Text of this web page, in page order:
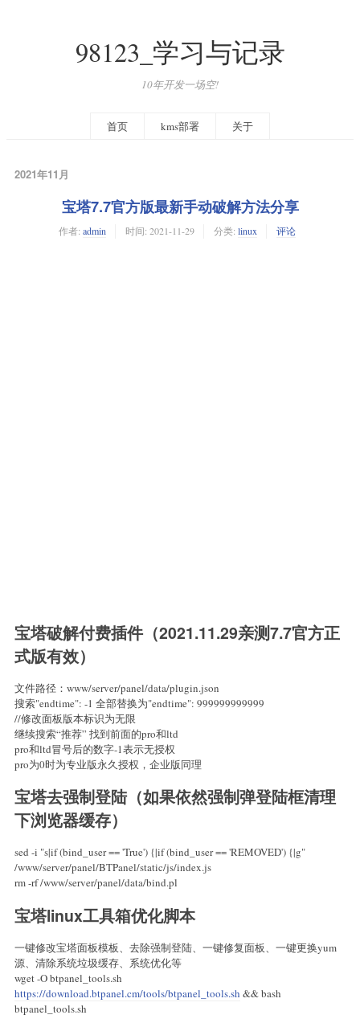
98123_学习与记录
10年开发一场空!
首页 kms部署 关于
2021年11月
宝塔7.7官方版最新手动破解方法分享
作者: admin 时间: 2021-11-29 分类: linux 评论
宝塔破解付费插件（2021.11.29亲测7.7官方正
式版有效）
文件路径：www/server/panel/data/plugin.json
搜索"endtime": -1 全部替换为"endtime": 999999999999
//修改面板版本标识为无限
继续搜索“推荐” 找到前面的pro和ltd
pro和ltd冒号后的数字-1表示无授权
pro为0时为专业版永久授权，企业版同理
宝塔去强制登陆（如果依然强制弹登陆框清理
下浏览器缓存）
sed -i "s|if (bind_user == 'True') {|if (bind_user == 'REMOVED') {|g"
/www/server/panel/BTPanel/static/js/index.js
rm -rf /www/server/panel/data/bind.pl
宝塔linux工具箱优化脚本
一键修改宝塔面板模板、去除强制登陆、一键修复面板、一键更换yum
源、清除系统垃圾缓存、系统优化等
wget -O btpanel_tools.sh
https://download.btpanel.cm/tools/btpanel_tools.sh && bash
btpanel_tools.sh⠀